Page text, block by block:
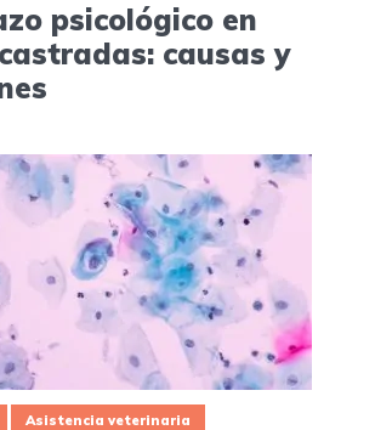
psicológico en
causas y
Asistencia veterinaria